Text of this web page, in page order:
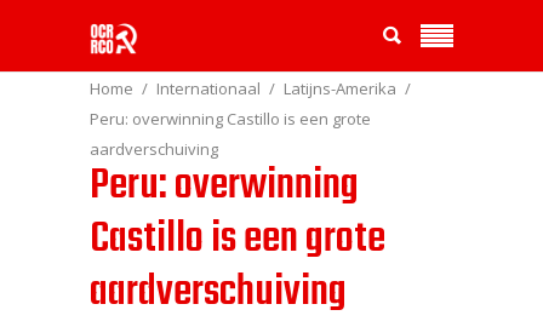
Home Internationaal
Latijns-Amerika
Peru: overwinning Castillo is een grote
aardverschuiving
Peru: overwinning
Castillo is een grote
aardverschuiving